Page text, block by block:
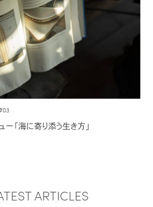
「海に寄り添う生き方」
ARTICLES